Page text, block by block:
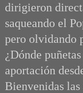
dirigieron
saqueando el
pero olvidando
¿Dónde
aportación
Bienvenidas